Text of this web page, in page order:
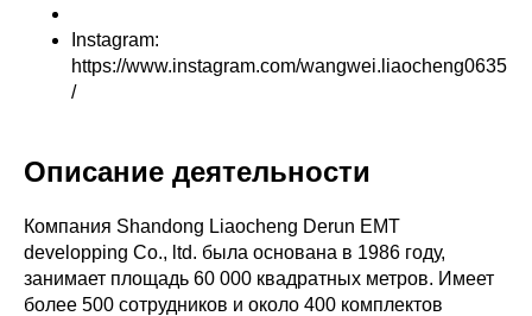
Instagram:
https://www.instagram.com/wangwei.liaocheng0635
/
Описание деятельности
Компания Shandong Liaocheng Derun EMT
developping Co., ltd. была основана в 1986 году,
занимает площадь 60 000 квадратных метров. Имеет
более 500 сотрудников и около 400 комплектов